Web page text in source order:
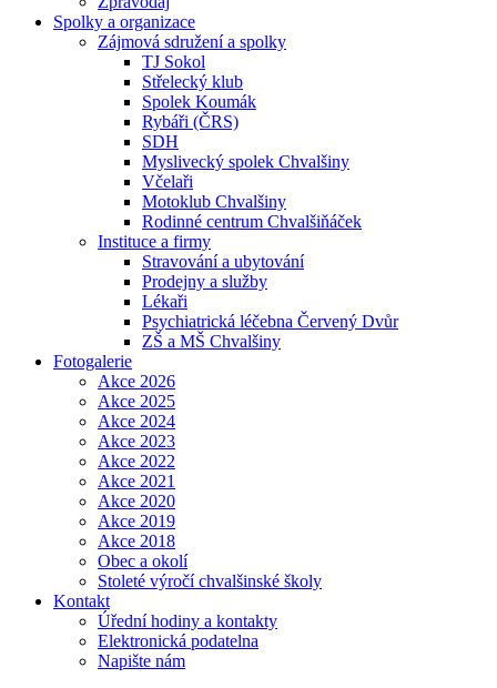
Spolky a organizace
Zájmová sdružení a spolky
TJ Sokol
Střelecký klub
Spolek Koumák
Rybáři (ČRS)
SDH
Myslivecký spolek Chvalšiny
Včelaři
Motoklub Chvalšiny
Rodinné centrum Chvalšiňáček
Instituce a firmy
Stravování a ubytování
Prodejny a služby
Lékaři
Psychiatrická léčebna Červený Dvůr
ZŠ a MŠ Chvalšiny
Fotogalerie
Akce 2026
Akce 2025
Akce 2024
Akce 2023
Akce 2022
Akce 2021
Akce 2020
Akce 2019
Akce 2018
Obec a okolí
Stoleté výročí chvalšinské školy
Kontakt
Úřední hodiny a kontakty
Elektronická podatelna
Napište nám